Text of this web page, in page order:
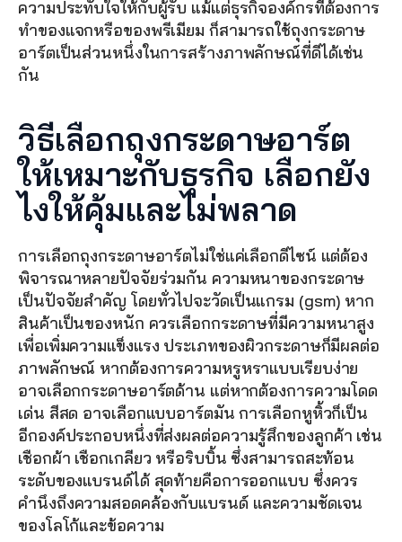
ความประทับใจให้กับผู้รับ แม้แต่ธุรกิจองค์กรที่ต้องการ
ทำของแจกหรือของพรีเมียม ก็สามารถใช้ถุงกระดาษ
อาร์ตเป็นส่วนหนึ่งในการสร้างภาพลักษณ์ที่ดีได้เช่น
กัน
วิธีเลือกถุงกระดาษอาร์ต
ให้เหมาะกับธุรกิจ เลือกยัง
ไงให้คุ้มและไม่พลาด
การเลือกถุงกระดาษอาร์ตไม่ใช่แค่เลือกดีไซน์ แต่ต้อง
พิจารณาหลายปัจจัยร่วมกัน ความหนาของกระดาษ
เป็นปัจจัยสำคัญ โดยทั่วไปจะวัดเป็นแกรม (gsm) หาก
สินค้าเป็นของหนัก ควรเลือกกระดาษที่มีความหนาสูง
เพื่อเพิ่มความแข็งแรง ประเภทของผิวกระดาษก็มีผลต่อ
ภาพลักษณ์ หากต้องการความหรูหราแบบเรียบง่าย
อาจเลือกกระดาษอาร์ตด้าน แต่หากต้องการความโดด
เด่น สีสด อาจเลือกแบบอาร์ตมัน การเลือกหูหิ้วก็เป็น
อีกองค์ประกอบหนึ่งที่ส่งผลต่อความรู้สึกของลูกค้า เช่น
เชือกผ้า เชือกเกลียว หรือริบบิ้น ซึ่งสามารถสะท้อน
ระดับของแบรนด์ได้ สุดท้ายคือการออกแบบ ซึ่งควร
คำนึงถึงความสอดคล้องกับแบรนด์ และความชัดเจน
ของโลโก้และข้อความ